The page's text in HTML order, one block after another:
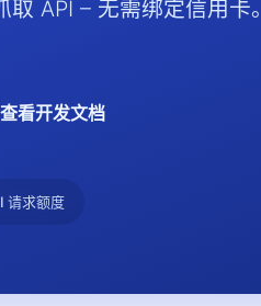
API – 无需绑定信用卡。
查看开发文档
请求额度